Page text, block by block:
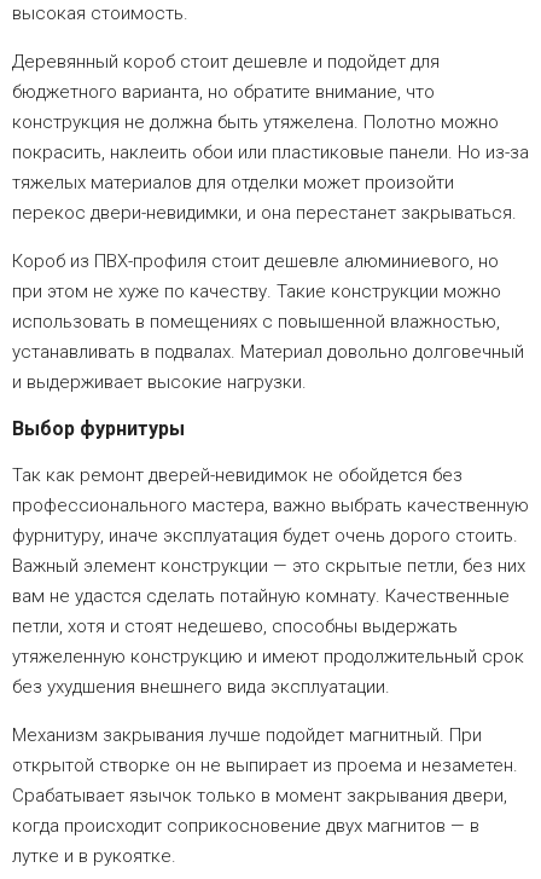
высокая стоимость.
Деревянный короб стоит дешевле и подойдет для
бюджетного варианта, но обратите внимание, что
конструкция не должна быть утяжелена. Полотно можно
покрасить, наклеить обои или пластиковые панели. Но из-за
тяжелых материалов для отделки может произойти
перекос двери-невидимки, и она перестанет закрываться.
Короб из ПВХ-профиля стоит дешевле алюминиевого, но
при этом не хуже по качеству. Такие конструкции можно
использовать в помещениях с повышенной влажностью,
устанавливать в подвалах. Материал довольно долговечный
и выдерживает высокие нагрузки.
Выбор фурнитуры
Так как ремонт дверей-невидимок не обойдется без
профессионального мастера, важно выбрать качественную
фурнитуру, иначе эксплуатация будет очень дорого стоить.
Важный элемент конструкции — это скрытые петли, без них
вам не удастся сделать потайную комнату. Качественные
петли, хотя и стоят недешево, способны выдержать
утяжеленную конструкцию и имеют продолжительный срок
без ухудшения внешнего вида эксплуатации.
Механизм закрывания лучше подойдет магнитный. При
открытой створке он не выпирает из проема и незаметен.
Срабатывает язычок только в момент закрывания двери,
когда происходит соприкосновение двух магнитов — в
лутке и в рукоятке.